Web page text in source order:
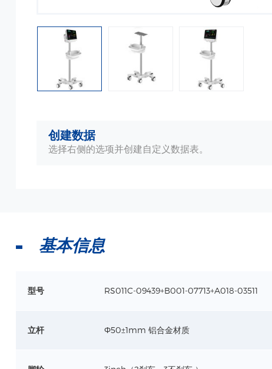
创建数据
选择右侧的选项并创建自定义数据表。
基本信息
型号 RS011C-09439+B001-07713+A018-03511
立杆 Ф50±1mm 铝合金材质